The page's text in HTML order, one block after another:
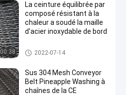
00:38
La ceinture équilibrée par
composé résistant à la
chaleur a soudé la maille
d'acier inoxydable de bord
Ceinture équilibrée composée
2022-07-14
Sus 304 Mesh Conveyor
Belt Pineapple Washing à
chaînes de la CE